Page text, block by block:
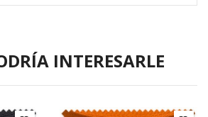
INTERESARLE